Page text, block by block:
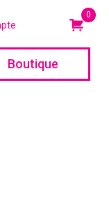
0
Boutique